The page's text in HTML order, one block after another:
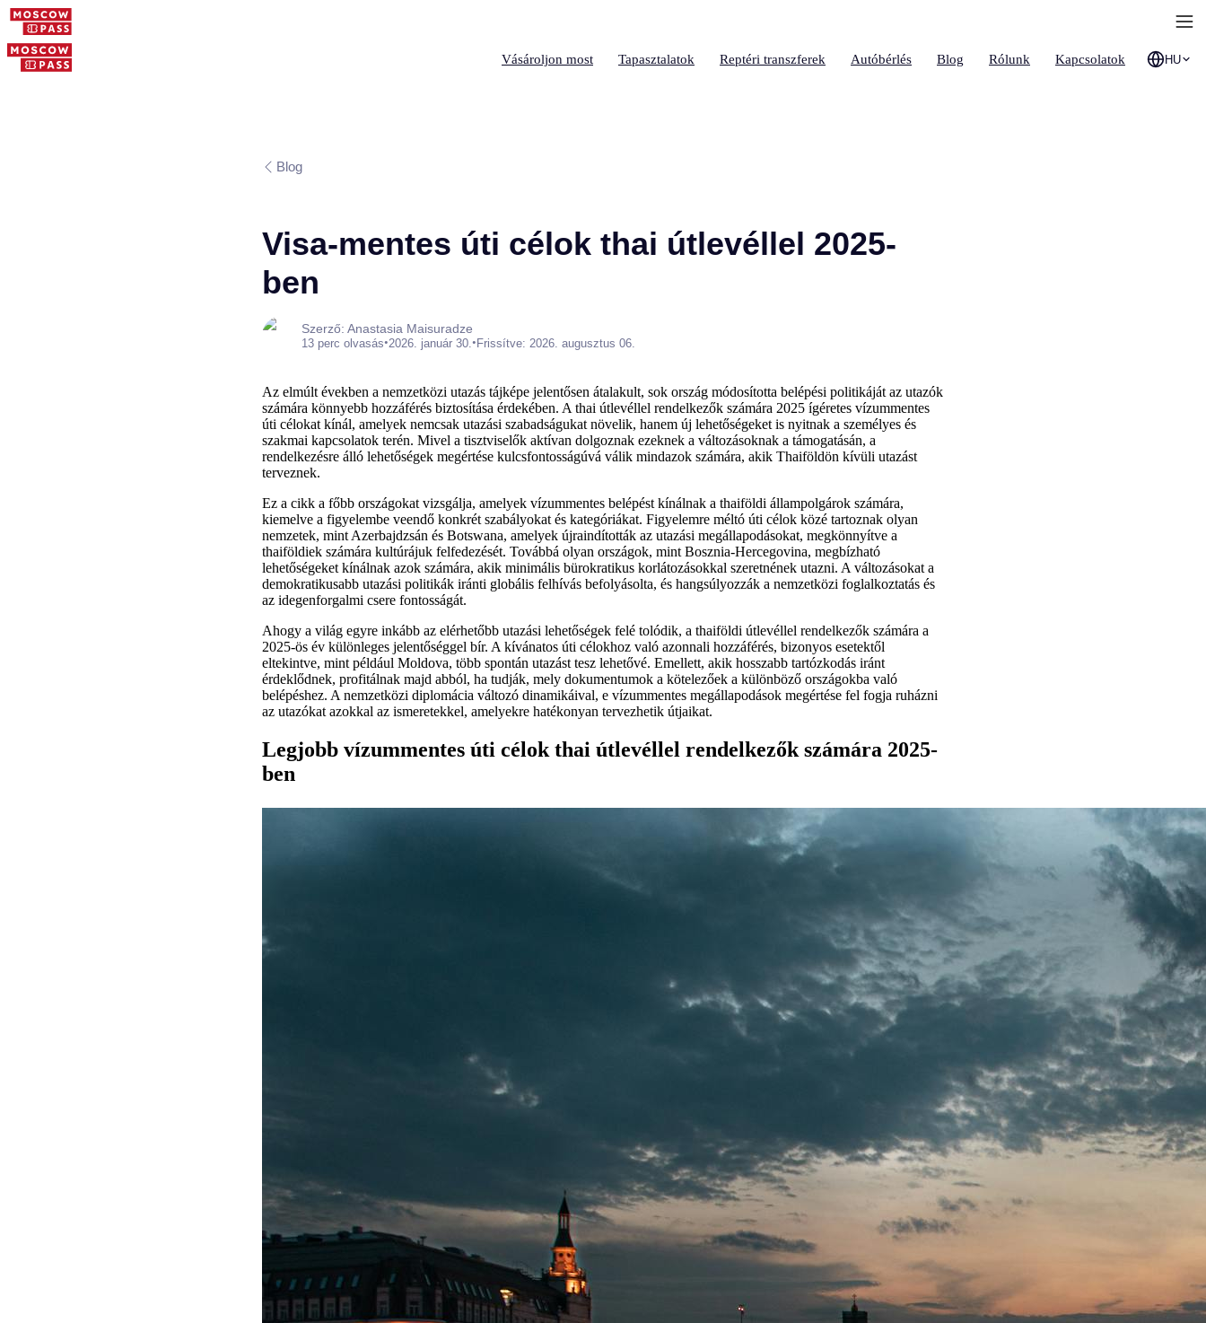
Vásároljon most Tapasztalatok Reptéri transzferek Autóbérlés Blog Rólunk Kapcsolatok HU
Blog
Visa-mentes úti célok thai útlevéllel 2025-
ben
Szerző: Anastasia Maisuradze
13 perc olvasás•2026. január 30. •Frissítve: 2026. augusztus 06.
Az elmúlt években a nemzetközi utazás tájképe jelentősen átalakult, sok ország módosította belépési politikáját az utazók
számára könnyebb hozzáférés biztosítása érdekében. A thai útlevéllel rendelkezők számára 2025 ígéretes vízummentes
úti célokat kínál, amelyek nemcsak utazási szabadságukat növelik, hanem új lehetőségeket is nyitnak a személyes és
szakmai kapcsolatok terén. Mivel a tisztviselők aktívan dolgoznak ezeknek a változásoknak a támogatásán, a
rendelkezésre álló lehetőségek megértése kulcsfontosságúvá válik mindazok számára, akik Thaiföldön kívüli utazást
terveznek.
Ez a cikk a főbb országokat vizsgálja, amelyek vízummentes belépést kínálnak a thaiföldi állampolgárok számára,
kiemelve a figyelembe veendő konkrét szabályokat és kategóriákat. Figyelemre méltó úti célok közé tartoznak olyan
nemzetek, mint Azerbajdzsán és Botswana, amelyek újraindították az utazási megállapodásokat, megkönnyítve a
thaiföldiek számára kultúrájuk felfedezését. Továbbá olyan országok, mint Bosznia-Hercegovina, megbízható
lehetőségeket kínálnak azok számára, akik minimális bürokratikus korlátozásokkal szeretnének utazni. A változásokat a
demokratikusabb utazási politikák iránti globális felhívás befolyásolta, és hangsúlyozzák a nemzetközi foglalkoztatás és
az idegenforgalmi csere fontosságát.
Ahogy a világ egyre inkább az elérhetőbb utazási lehetőségek felé tolódik, a thaiföldi útlevéllel rendelkezők számára a
2025-ös év különleges jelentőséggel bír. A kívánatos úti célokhoz való azonnali hozzáférés, bizonyos esetektől
eltekintve, mint például Moldova, több spontán utazást tesz lehetővé. Emellett, akik hosszabb tartózkodás iránt
érdeklődnek, profitálnak majd abból, ha tudják, mely dokumentumok a kötelezőek a különböző országokba való
belépéshez. A nemzetközi diplomácia változó dinamikáival, e vízummentes megállapodások megértése fel fogja ruházni
az utazókat azokkal az ismeretekkel, amelyekre hatékonyan tervezhetik útjaikat.
Legjobb vízummentes úti célok thai útlevéllel rendelkezők számára 2025-
ben